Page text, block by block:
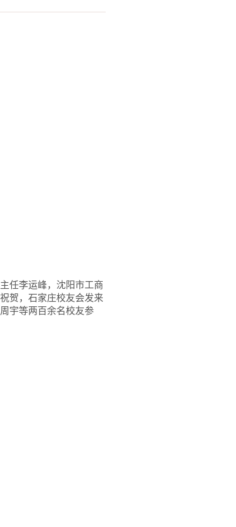
主任李运峰，沈阳市工商
贺，石家庄校友会发来
宇等两百余名校友参